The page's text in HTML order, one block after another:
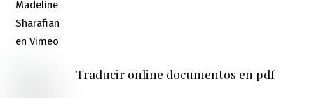
Traducir online documentos en pdf